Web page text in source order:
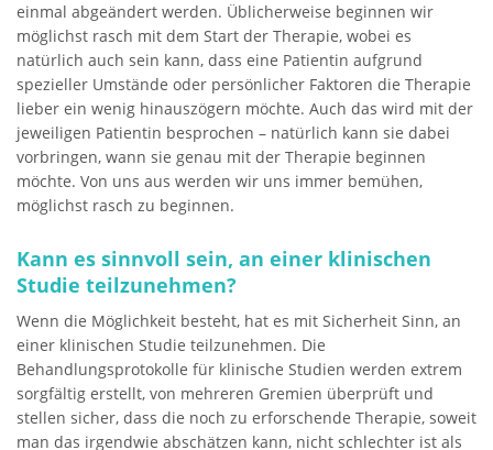
einmal abgeändert werden. Üblicherweise beginnen wir
möglichst rasch mit dem Start der Therapie, wobei es
natürlich auch sein kann, dass eine Patientin aufgrund
spezieller Umstände oder persönlicher Faktoren die Therapie
lieber ein wenig hinauszögern möchte. Auch das wird mit der
jeweiligen Patientin besprochen – natürlich kann sie dabei
vorbringen, wann sie genau mit der Therapie beginnen
möchte. Von uns aus werden wir uns immer bemühen,
möglichst rasch zu beginnen.
Kann es sinnvoll sein, an einer klinischen
Studie teilzunehmen?
Wenn die Möglichkeit besteht, hat es mit Sicherheit Sinn, an
einer klinischen Studie teilzunehmen. Die
Behandlungsprotokolle für klinische Studien werden extrem
sorgfältig erstellt, von mehreren Gremien überprüft und
stellen sicher, dass die noch zu erforschende Therapie, soweit
man das irgendwie abschätzen kann, nicht schlechter ist als